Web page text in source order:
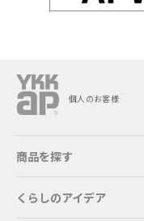
個人のお客様
商品を探す
くらしのアイデア